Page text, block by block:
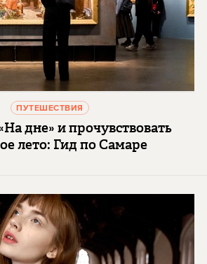
ПУТЕШЕСТВИЯ
дне» и прочувствовать
лето: Гид по Самаре